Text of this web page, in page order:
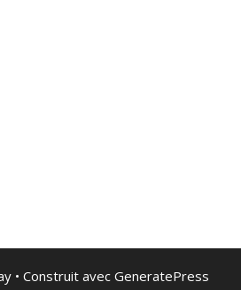
• Construit avec GeneratePress